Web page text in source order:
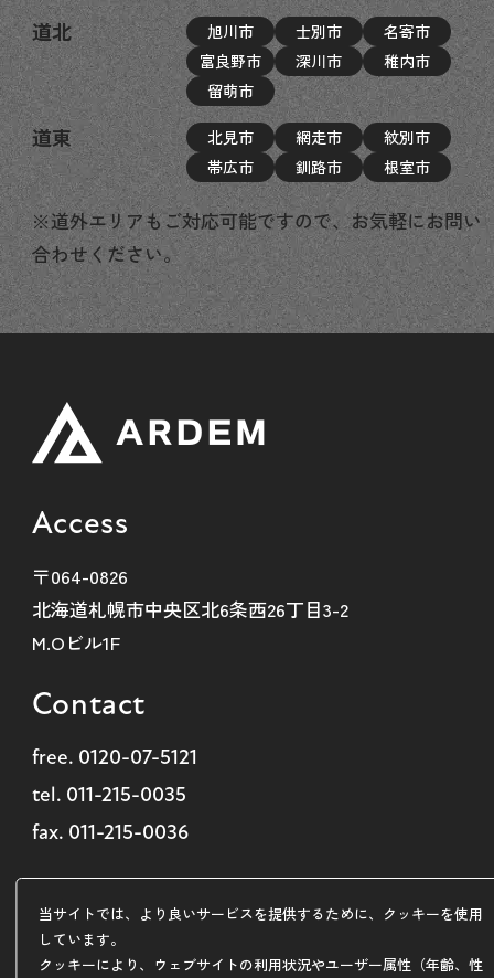
当サイトでは、より良いサービスを提供するために、クッキーを使用
しています。
クッキーにより、ウェブサイトの利用状況やユーザー属性（年齢、性
道北 旭川市 士別市
名寄市
富良野市
深川市
稚内市
留萌市
道東 北見市 網走市
紋別市
帯広市
釧路市 根室市
※道外エリアもご対応可能ですので、お気軽にお問い
合わせください。
Access
〒064-0826
北海道札幌市中央区北6条西26丁目3-2
M.Oビル1F
Contact
free. 0120-07-5121
tel. 011-215-0035
fax. 011-215-0036
ARDEM